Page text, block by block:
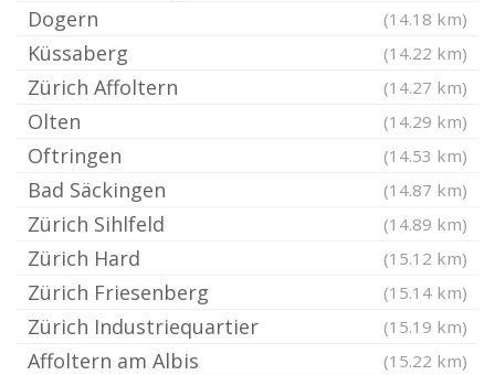
Dogern (14.18 km)
Küssaberg (14.22 km)
Zürich Affoltern (14.27 km)
Olten (14.29 km)
Oftringen (14.53 km)
Bad Säckingen (14.87 km)
Zürich Sihlfeld (14.89 km)
Zürich Hard (15.12 km)
Zürich Friesenberg (15.14 km)
Zürich Industriequartier (15.19 km)
Affoltern am Albis (15.22 km)